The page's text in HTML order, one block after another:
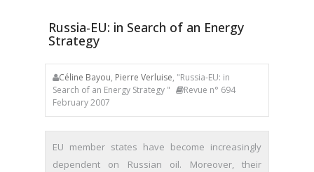
Russia-EU: in Search of an Energy
Strategy
Céline Bayou, Pierre Verluise, "Russia-EU: in
Search of an Energy Strategy "
Revue n° 694
February 2007
EU member states have become increasingly
dependent on Russian oil. Moreover, their